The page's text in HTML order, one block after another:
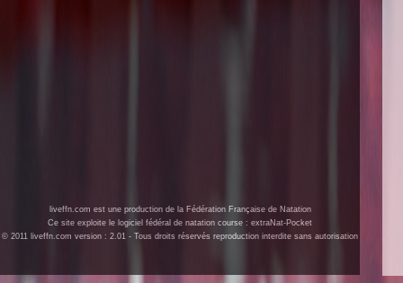
liveffn.com est une production de la Fédération Française de Natation
Ce site exploite le logiciel fédéral de natation course : extraNat-Pocket
© 2011 liveffn.com version : 2.01 - Tous droits réservés reproduction interdite sans autorisation